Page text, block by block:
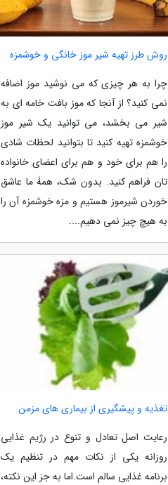
روش طرز تهیه شیر موز خانگی و خوشمزه
چرا به هر چیزی که می نوشید موز اضافه
نمی کنید؟ از آنجا که موز بافت خامه ای به
شیر می بخشد، می توانید یک شیر موز
خوشمزه تهیه کنید تا بتوانید لحظات شادی
را هم برای خود و هم برای اعضای خانواده
تان فراهم کنید. بدون شک، همۀ ما عاشق
خوردن شیرموز هستیم و مزه خوشمزه آن را
به هیچ چیز نمی دهیم....
تغذیه و پیشگیری از بیماری های مزمن
رعایت اصل تعادل و تنوع در رژیم غذایی
روزانه یکی از نکات مهم در تنظیم یک
برنامه غذایی سالم است.اما به جز این نکته،